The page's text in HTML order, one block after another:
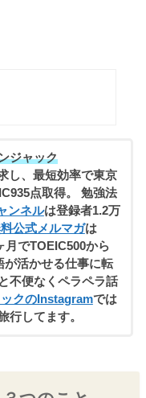
ジャック
し、最短効率で東京
点取得。 勉強法
ンネルは登録者1.2万
公式メルマガは
月でTOEIC500から
が活かせる仕事に転
不便なくペラペラ話
クのInstagramでは
行してます。